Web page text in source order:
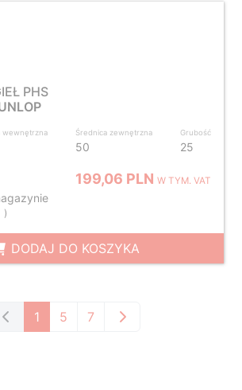
PHS
wewnętrzna Średnica zewnętrzna
50
Grubość
25
199,06 PLNW TYM. VAT
)
DODAJ DO KOSZYKA
1 5 7